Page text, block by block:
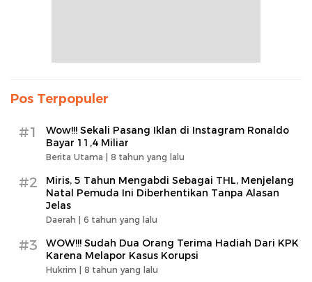
Pos Terpopuler
#1
Wow!!! Sekali Pasang Iklan di Instagram Ronaldo
Bayar 11,4 Miliar
Berita Utama | 8 tahun yang lalu
#2
Miris, 5 Tahun Mengabdi Sebagai THL, Menjelang
Natal Pemuda Ini Diberhentikan Tanpa Alasan
Jelas
Daerah | 6 tahun yang lalu
#3
WOW!!! Sudah Dua Orang Terima Hadiah Dari KPK
Karena Melapor Kasus Korupsi
Hukrim | 8 tahun yang lalu